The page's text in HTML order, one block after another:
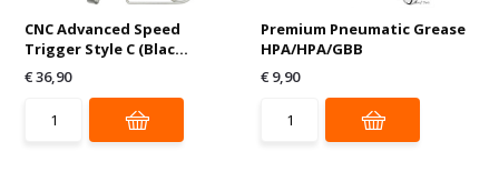
CNC Advanced Speed
Trigger Style C (Blac...
€ 36,90
Premium Pneumatic Grease
HPA/HPA/GBB
€ 9,90